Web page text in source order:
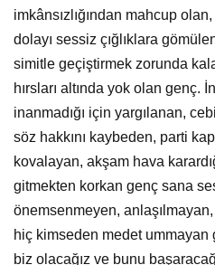
imkânsızlığından mahcup
dolayı sessiz çığlıklara
simitle geçiştirmek zorunda
hırsları altında yok olan genç.
inanmadığı için yargılanan,
söz hakkını kaybeden, parti
kovalayan, akşam hava
gitmekten korkan genç sana
önemsenmeyen,
hiç kimseden medet ummayan
biz olacağız ve bunu